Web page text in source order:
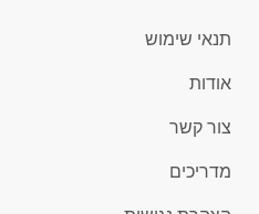
תנאי שימוש
אודות
צור קשר
מדריכים